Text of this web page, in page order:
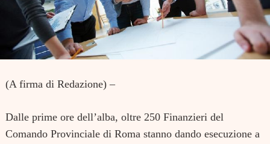
(A firma di Redazione) –
Dalle prime ore dell’alba, oltre 250 Finanzieri del
Comando Provinciale di Roma stanno dando esecuzione a